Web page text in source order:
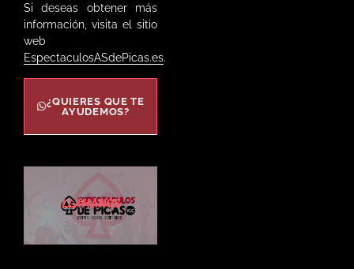
Si deseas obtener más
información, visita el sitio
web
EspectaculosASdePicas.es.
¿QUIERES QUE TE
AYUDEMOS?
LLÁMANOS